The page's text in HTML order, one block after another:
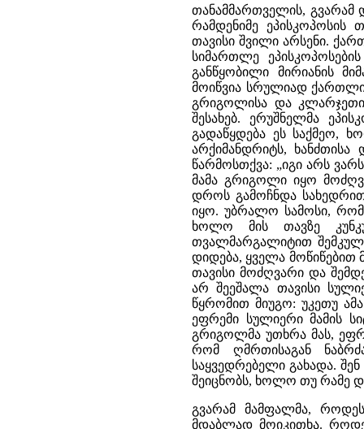
თანამმართველის, გვარამ
რამდენიმე
თავისი შვილი არსენი.
სიმართლე
განწყობილი მირიანის
მოიწვია სრულიად ქართლის
გრიგოლისა და კლარჯეთის
შესახებ. ერუშნელმა
გადაწყდება ეს საქმეო,
არქიმანდრიტს,
წარმოსთქვა: „იგი არს
მამა გრიგოლი იყო
დროს გამოჩნდა
იყო. უბრალო სამოსი,
ხოლო მის თავზე
თვალმარგალიტით
დიდება, ყველა მოწიწებით
თავისი მოძღვარი და
არ შეეშალა თავისი
წყრომით მიუგო: უკეთუ
ეფრემი სულიერი მამის
გრიგოლმა უთხრა მას,
რომ ღმრთისაგან
საყვედრებელი გახადა.
შეიცნობს, ხოლო თუ რამე
გვარამ მამფალმა,
მდაბლად მოიკითხა.